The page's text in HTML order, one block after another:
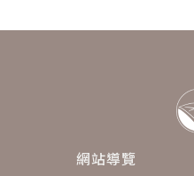
網站導覽